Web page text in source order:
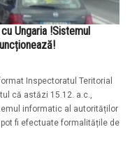
Ungaria !Sistemul
Inspectoratul Teritorial
că astăzi 15.12. a.c.,
informatic al autorităților
fi efectuate formalitățile de